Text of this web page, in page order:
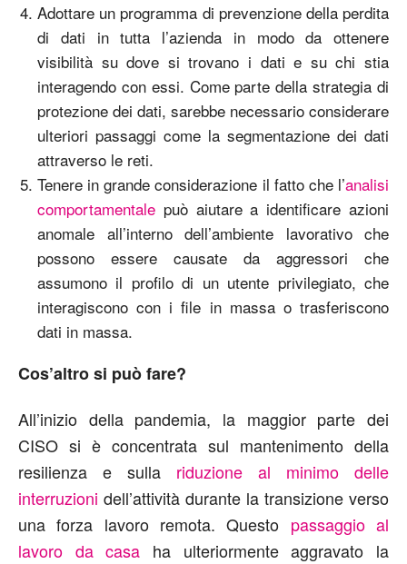
Adottare un programma di prevenzione della perdita
di dati in tutta l’azienda in modo da ottenere
visibilità su dove si trovano i dati e su chi stia
interagendo con essi. Come parte della strategia di
protezione dei dati, sarebbe necessario considerare
ulteriori passaggi come la segmentazione dei dati
attraverso le reti.
Tenere in grande considerazione il fatto che l’analisi
comportamentale può aiutare a identificare azioni
anomale all’interno dell’ambiente lavorativo che
possono essere causate da aggressori che
assumono il profilo di un utente privilegiato, che
interagiscono con i file in massa o trasferiscono
dati in massa.
Cos’altro si può fare?
All’inizio della pandemia, la maggior parte dei
CISO si è concentrata sul mantenimento della
resilienza e sulla riduzione al minimo delle
interruzioni dell’attività durante la transizione verso
una forza lavoro remota. Questo passaggio al
lavoro da casa ha ulteriormente aggravato la